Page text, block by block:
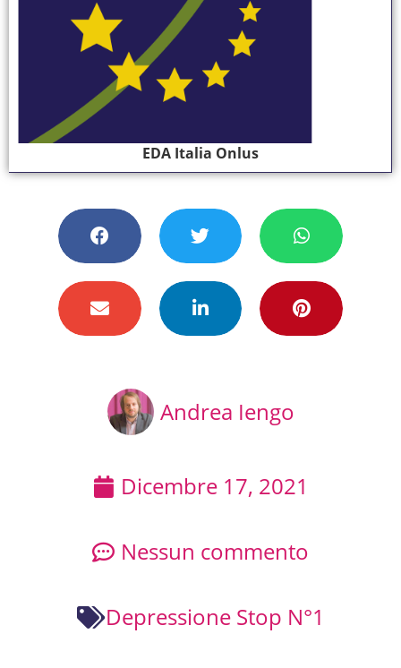
EDA Italia Onlus
Andrea Iengo
Dicembre 17, 2021
Nessun commento
Depressione Stop N°1